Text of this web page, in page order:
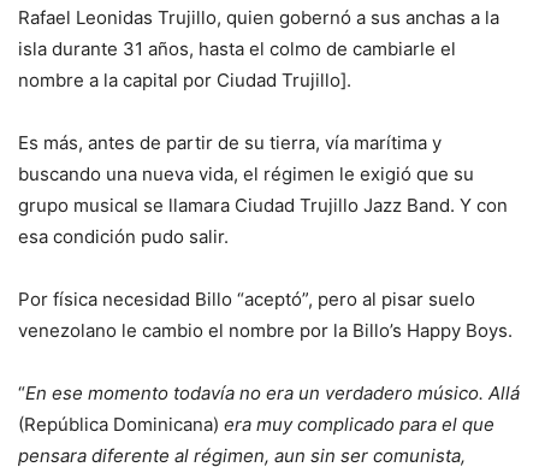
Rafael Leonidas Trujillo, quien gobernó a sus anchas a la
isla durante 31 años, hasta el colmo de cambiarle el
nombre a la capital por Ciudad Trujillo].
Es más, antes de partir de su tierra, vía marítima y
buscando una nueva vida, el régimen le exigió que su
grupo musical se llamara Ciudad Trujillo Jazz Band. Y con
esa condición pudo salir.
Por física necesidad Billo “aceptó”, pero al pisar suelo
venezolano le cambio el nombre por la Billo’s Happy Boys.
“En ese momento todavía no era un verdadero músico. Allá
(República Dominicana) era muy complicado para el que
pensara diferente al régimen, aun sin ser comunista,